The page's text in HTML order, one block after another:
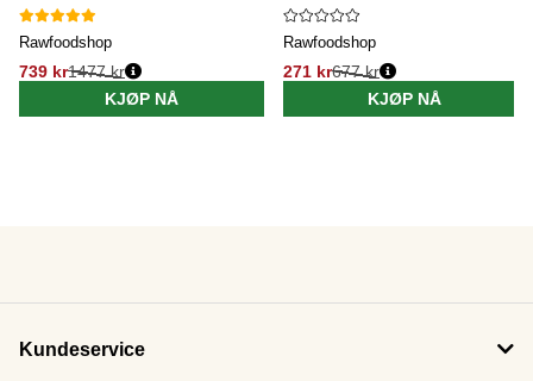
Rawfoodshop
739 kr1477 kr
KJØP NÅ
Rawfoodshop
271 kr677 kr
KJØP NÅ
Kundeservice